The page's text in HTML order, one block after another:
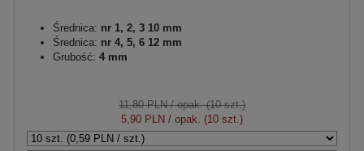
Średnica: nr 1, 2, 3 10 mm
Średnica: nr 4, 5, 6 12 mm
Grubość: 4 mm
11,80 PLN/ opak. (10 szt.)
5,90 PLN / opak. (10 szt.)